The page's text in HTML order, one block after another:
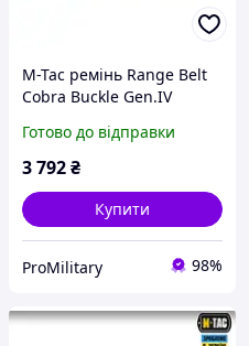
M-Tac ремінь Range Belt
Cobra Buckle Gen.IV
3XL
Готово до відправки
3 792₴
Купити
ProMilitary 98%